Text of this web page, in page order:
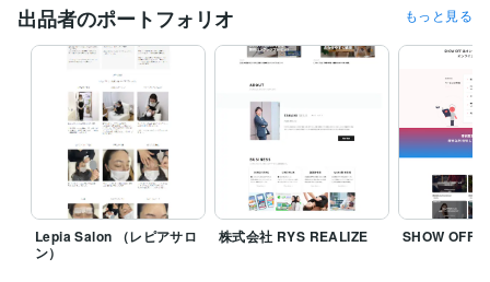
ます。
少し堅く感じる方もいらっしゃるかもしれませんが、信頼性重視の表現
としてご理解ください。
【業務スタンスと自己紹介】
私は**「迷わない構文」をベースに、Webデザインと価値観設計を行っ
ています。**
丁寧に、必要なものだけを見極めて形にするスタイルです。
お急ぎ対応や派手な表現よりも、「納得感」と「整った言葉」を重視し
個人・法人・制作会社さま問わず、構文的思考でサポートします。
「整理してから頼みたい」方も、「何を頼めばいいか分からない」方
出品者のポートフォリオ もっと見る
Lepia Salon （レピアサロ
ン）
株式会社 RYS REALIZE SHOW OFF